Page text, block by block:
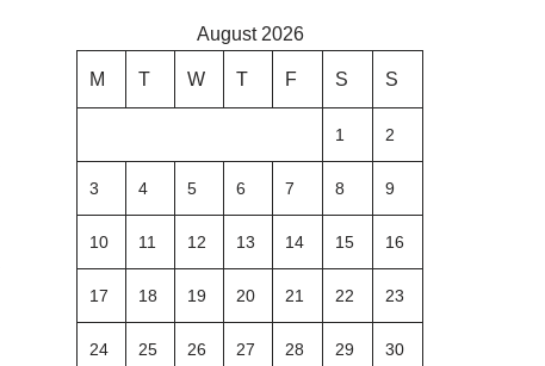
August 2026
M T W T F S S
1 2
3 4 5 6 7 8 9
10 11 12 13 14 15 16
17 18 19 20 21 22 23
24 25 26 27 28 29 30